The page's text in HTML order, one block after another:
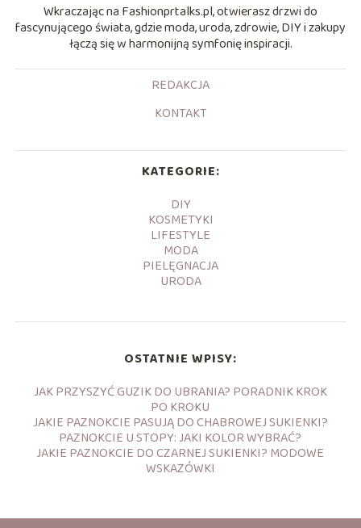
Wkraczając na Fashionprtalks.pl, otwierasz drzwi do
fascynującego świata, gdzie moda, uroda, zdrowie, DIY i zakupy
łączą się w harmonijną symfonię inspiracji.
REDAKCJA
KONTAKT
KATEGORIE:
DIY
KOSMETYKI
LIFESTYLE
MODA
PIELĘGNACJA
URODA
OSTATNIE WPISY:
JAK PRZYSZYĆ GUZIK DO UBRANIA? PORADNIK KROK
PO KROKU
JAKIE PAZNOKCIE PASUJĄ DO CHABROWEJ SUKIENKI?
PAZNOKCIE U STOPY: JAKI KOLOR WYBRAĆ?
JAKIE PAZNOKCIE DO CZARNEJ SUKIENKI? MODOWE
WSKAZÓWKI